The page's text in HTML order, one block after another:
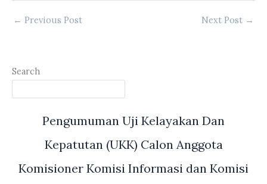
← Previous Post Next Post →
Search
Pengumuman Uji Kelayakan Dan
Kepatutan (UKK) Calon Anggota
Komisioner Komisi Informasi dan Komisi